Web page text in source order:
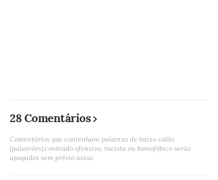
28 Comentários
Comentários que contenham palavras de baixo calão
(palavrões),conteúdo ofensivo, racista ou homofóbico serão
apagados sem prévio aviso.